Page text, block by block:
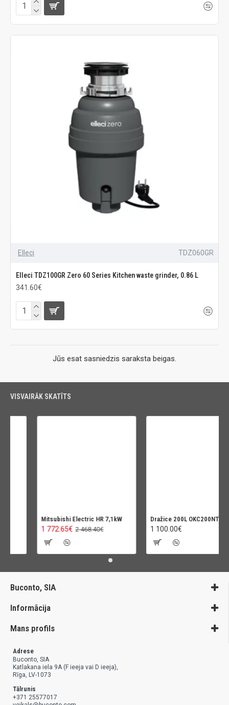
Elleci TDZ060GR
Elleci TDZ100GR Zero 60 Series Kitchen waste grinder, 0.86 L
341.60€
Jūs esat sasniedzis saraksta beigas.
VISVAIRĀK SKATĪTS
Mitsubishi Electric HR 7,1kW
1 772.65€ 2 468.40€
Dražice 200L OKC200NTR-HP
1 100.00€
Buconto, SIA
Informācija
Mans profils
Adrese
Buconto, SIA
Katlakana iela 9A (F ieeja vai D ieeja),
Rīga, LV-1073
Tālrunis
+371 25577017